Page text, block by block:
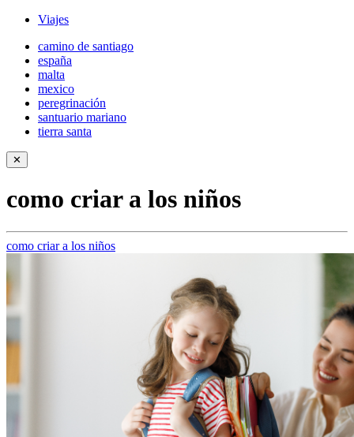
Viajes
camino de santiago
españa
malta
mexico
peregrinación
santuario mariano
tierra santa
✕
como criar a los niños
como criar a los niños